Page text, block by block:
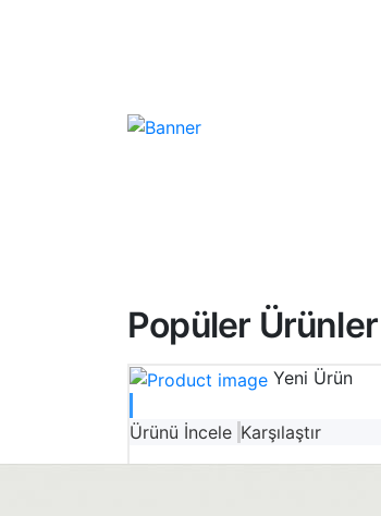
Popüler Ürünler
Yeni Ürün
Ürünü İncele Karşılaştır